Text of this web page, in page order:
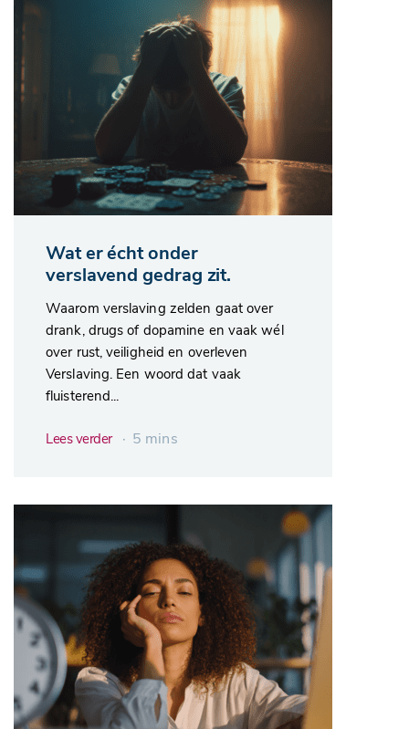
Wat er écht onder
verslavend gedrag zit.
Waarom verslaving zelden gaat over
drank, drugs of dopamine en vaak wél
over rust, veiligheid en overleven
Verslaving. Een woord dat vaak
fluisterend...
Lees verder ∙ 5 mins